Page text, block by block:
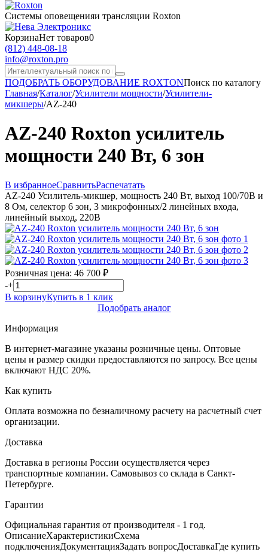
Системы оповещенияи трансляции Roxton
КорзинаНет товаров0
(812) 448-08-18
info@roxton.pro
ПОДОБРАТЬ ОБОРУДОВАНИЕ ROXTONПоиск по каталогу
Главная/Каталог/Усилители мощности/Усилители-
микшеры/AZ-240
AZ-240 Roxton усилитель
мощности 240 Вт, 6 зон
В избранноеСравнитьРаспечатать
AZ-240 Усилитель-микшер, мощность 240 Вт, выход 100/70В и
8 Ом, селектор 6 зон, 3 микрофонных/2 линейных входа,
линейный выход, 220В
Розничная цена: 46 700 ₽
-+
В корзинуКупить в 1 клик
Подобрать аналог
Информация
В интернет-магазине указаны розничные цены. Оптовые
цены и размер скидки предоставляются по запросу. Все цены
включают НДС 20%.
Как купить
Оплата возможна по безналичному расчету на расчетный счет
организации.
Доставка
Доставка в регионы России осуществляется через
транспортные компании. Самовывоз со склада в Санкт-
Петербурге.
Гарантии
Официальная гарантия от производителя - 1 год.
ОписаниеХарактеристикиСхема
подключенияДокументацияЗадать вопросДоставкаГде купить